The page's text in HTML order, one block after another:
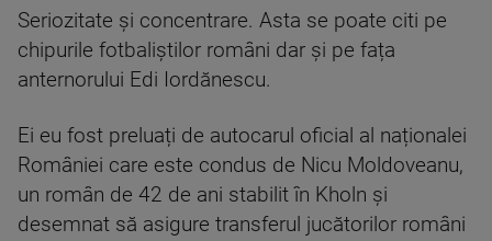
Seriozitate și concentrare. Asta se poate citi pe
chipurile fotbaliștilor români dar și pe fața
anternorului Edi Iordănescu.
Ei eu fost preluați de autocarul oficial al naționalei
României care este condus de Nicu Moldoveanu,
un român de 42 de ani stabilit în Kholn și
desemnat să asigure transferul jucătorilor români